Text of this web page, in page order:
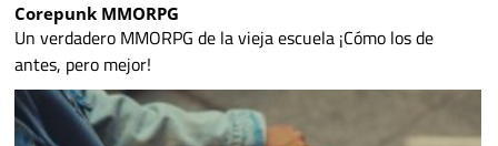
Corepunk MMORPG
Un verdadero MMORPG de la vieja escuela ¡Cómo los de
antes, pero mejor!